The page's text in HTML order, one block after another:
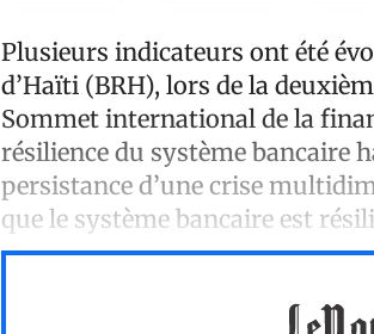
Plusieurs indicateurs ont été
d’Haïti (BRH), lors de la
Sommet international de la
résilience du système bancaire
persistance d’une crise
que le système bancaire est